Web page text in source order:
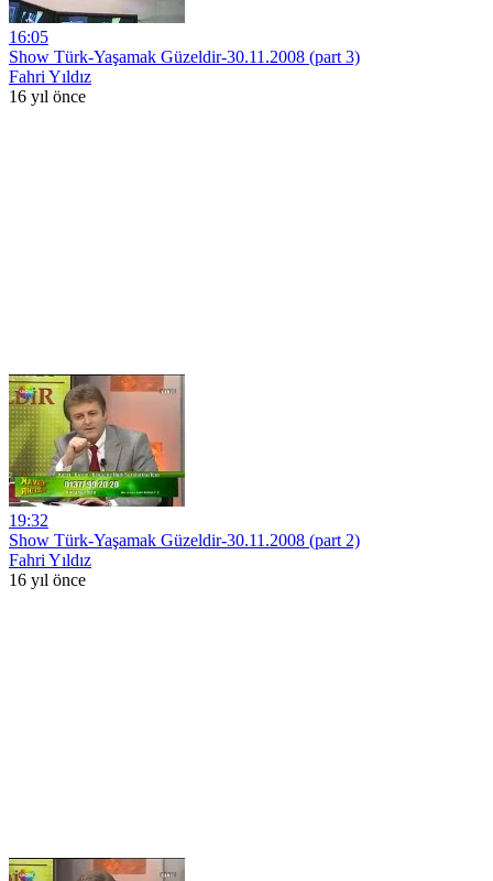
16:05
Show Türk-Yaşamak Güzeldir-30.11.2008 (part 3)
Fahri Yıldız
16 yıl önce
19:32
Show Türk-Yaşamak Güzeldir-30.11.2008 (part 2)
Fahri Yıldız
16 yıl önce